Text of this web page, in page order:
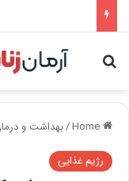
Search for
/بهداشت و
رژیم غذایی